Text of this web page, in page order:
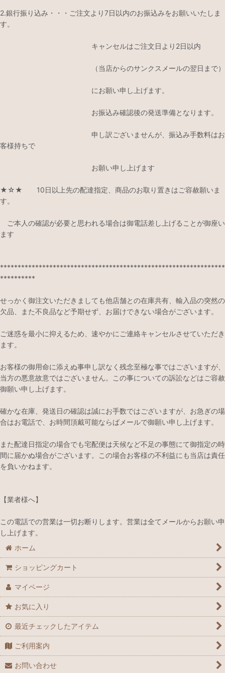
2.銀行振り込み・・・ご注文より7日以内のお振込みをお願いいたしま
す。
キャンセルはご注文日より2日以内
（当店からのサンクスメールの翌日まで）
にお願い申し上げます。
お振込み確認後の発送準備となります。
申し訳ございませんが、振込み手数料はお
客様持ちで
お願い申し上げます
★☆★ 10日以上先の配達指定、商品のお取り置きはご容赦願いま
す。
ご本人の確認が必要と思われる場合は御電話差し上げることが御座い
ます
****************************************************************
**********
せっかく御注文いただきましても他店舗との在庫共有、輸入品の突然の
欠品、また不良品など予期せず、お届けできない場合がございます。
ご迷惑を最小に抑えるため、速やかにご連絡キャンセルさせていただき
ます。
お客様の御用命に添えぬ事申し訳なく残念至極な事ではございますが、
当方の悪意故意ではございません。この事についての訴訟などはご容赦
御願い申し上げます。
確かな在庫、発送日の確認は誠にお手数ではございますが、お急ぎの場
合はお電話で、お時間頂戴可能ならばメールで御願い申し上げます。
また配達日指定の場合でも宅配便は天候など不足の事態にて御指定の時
間に届かぬ場合がございます。この場合お客様の不利益にも当店は責任
を負いかねます。
【業者様へ】
この電話での営業は一切お断りします。営業は全てメールからお願い申
し上げます。
ホーム
ショッピングカート
マイページ
お気に入り
最近チェックしたアイテム
ご利用案内
お問い合わせ